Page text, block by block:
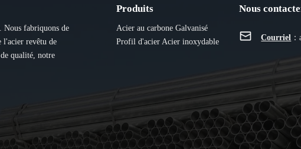
Nous fabriquons de
l'acier revêtu de
qualité, notre
Produits
Acier au carbone Galvanisé
Profil d'acierAcier inoxydable
Nous
Courriel ：